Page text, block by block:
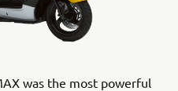
was the most powerful